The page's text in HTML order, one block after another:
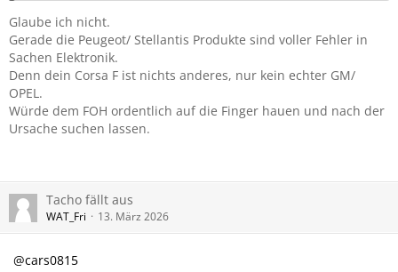
Glaube ich nicht.
Gerade die Peugeot/ Stellantis Produkte sind voller Fehler in
Sachen Elektronik.
Denn dein Corsa F ist nichts anderes, nur kein echter GM/
OPEL.
Würde dem FOH ordentlich auf die Finger hauen und nach der
Ursache suchen lassen.
Tacho fällt aus
WAT_Fri 13. März 2026
cars0815